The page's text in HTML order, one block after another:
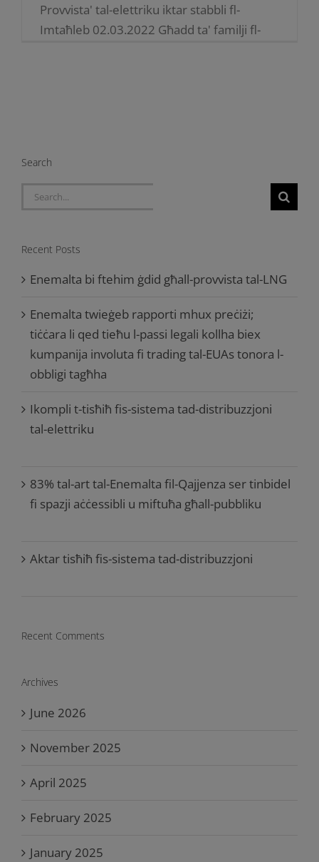
Provvista' tal-elettriku iktar stabbli fl-
Imtaħleb 02.03.2022 Għadd ta' familji fl-
Search
Search
Recent Posts
Enemalta bi ftehim ġdid għall-provvista tal-LNG
Enemalta twieġeb rapporti mhux preċiżi;
tiċċara li qed tieħu l-passi legali kollha biex
kumpanija involuta fi trading tal-EUAs tonora l-
obbligi tagħha
Ikompli t-tisħiħ fis-sistema tad-distribuzzjoni
tal-elettriku
83% tal-art tal-Enemalta fil-Qajjenza ser tinbidel
fi spazji aċċessibli u miftuħa għall-pubbliku
Aktar tisħiħ fis-sistema tad-distribuzzjoni
Recent Comments
Archives
June 2026
November 2025
April 2025
February 2025
January 2025